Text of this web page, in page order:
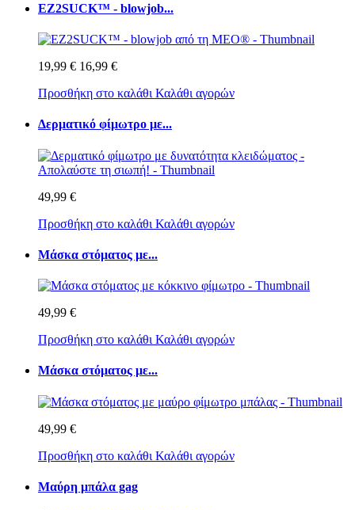
EZ2SUCK™ - blowjob...
19,99 € 16,99 €
Προσθήκη στο καλάθι Καλάθι αγορών
Δερματικό φίμωτρο με...
49,99 €
Προσθήκη στο καλάθι Καλάθι αγορών
Μάσκα στόματος με...
49,99 €
Προσθήκη στο καλάθι Καλάθι αγορών
Μάσκα στόματος με...
49,99 €
Προσθήκη στο καλάθι Καλάθι αγορών
Μαύρη μπάλα gag